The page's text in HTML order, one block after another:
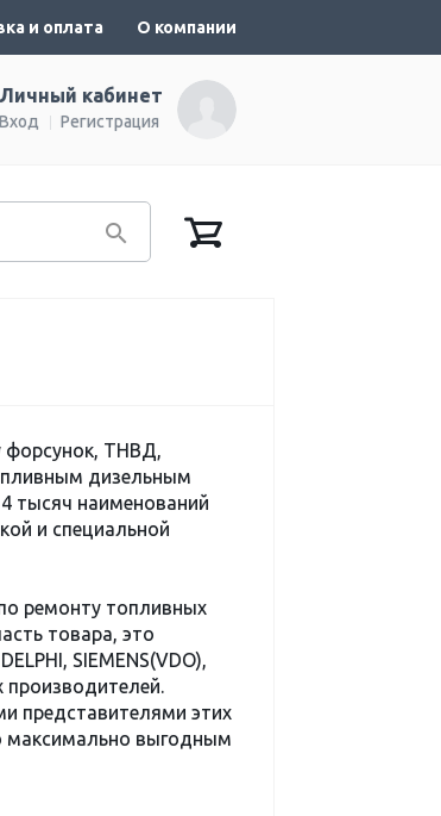
и оплата О компании
Личный кабинет
Вход Регистрация
форсунок, ТНВД,
дизельным
тысяч наименований
и специальной
ремонту топливных
товара, это
SIEMENS(VDO),
производителей.
представителями этих
максимально выгодным